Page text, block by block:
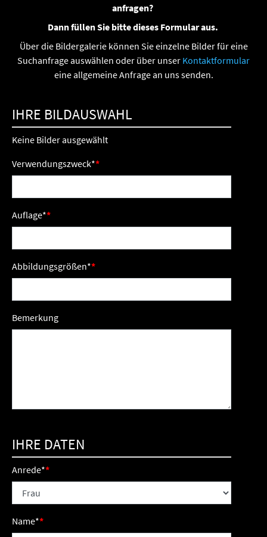
anfragen?
Dann füllen Sie bitte dieses Formular aus.
Über die Bildergalerie können Sie einzelne Bilder für eine
Suchanfrage auswählen oder über unser Kontaktformular
eine allgemeine Anfrage an uns senden.
IHRE BILDAUSWAHL
Keine Bilder ausgewählt
Verwendungszweck*
Auflage*
Abbildungsgrößen*
Bemerkung
IHRE DATEN
Anrede*
Name*